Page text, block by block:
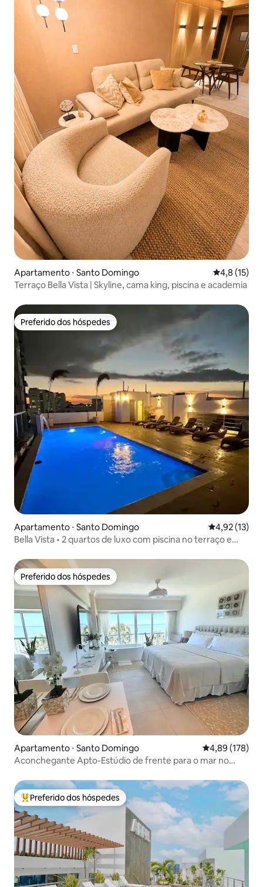
Apartamento ⋅ Santo Domingo 4,8 de uma
4,8 (15)
Terraço Bella Vista | Skyline, cama king, piscina e academia
Preferido dos hóspedes
Preferido dos hóspedes
Apartamento ⋅ Santo Domingo 4,92 de uma
4,92 (13)
Bella Vista • 2 quartos de luxo com piscina no terraço e
Preferido dos hóspedes
Preferido dos hóspedes
Apartamento ⋅ Santo Domingo 4,89 de uma
4,89 (178)
Aconchegante Apto-Estúdio de frente para o mar no
Entre os melhores preferidos dos hóspedes
Preferido dos hóspedes